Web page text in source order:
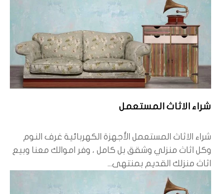
شراء الاثاث المستعمل
شراء الاثاث المستعمل الأجهزة الكهربائية غرف النوم
وكل اثاث منزلي وشقق بل كامل ، وفر اموالك معنا وبيع
اثاث منزلك القديم بمنتهى...